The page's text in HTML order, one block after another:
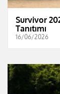
Survivor
Tanıtımı
16/06/2026